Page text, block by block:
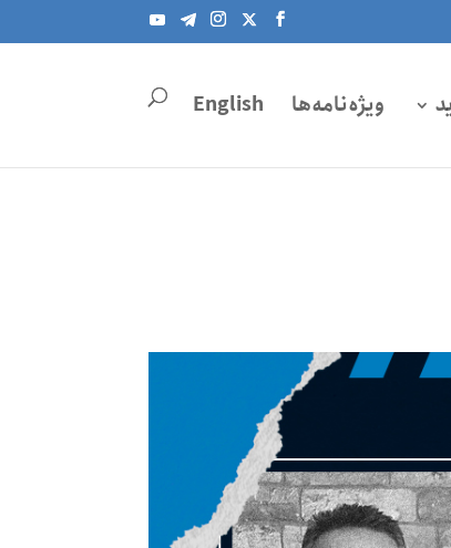
ویژه‌نامه‌ها English